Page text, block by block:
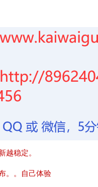
越稳定。
。。自己体验